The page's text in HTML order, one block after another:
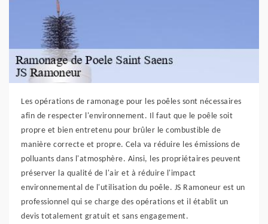
Les opérations de ramonage pour les poêles sont nécessaires
afin de respecter l'environnement. Il faut que le poêle soit
propre et bien entretenu pour brûler le combustible de
manière correcte et propre. Cela va réduire les émissions de
polluants dans l'atmosphère. Ainsi, les propriétaires peuvent
préserver la qualité de l'air et à réduire l'impact
environnemental de l'utilisation du poêle. JS Ramoneur est un
professionnel qui se charge des opérations et il établit un
devis totalement gratuit et sans engagement.